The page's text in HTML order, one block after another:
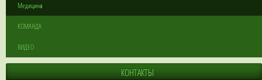
Медицина
КОМАНДА
ВИДЕО
КОНТАКТЫ